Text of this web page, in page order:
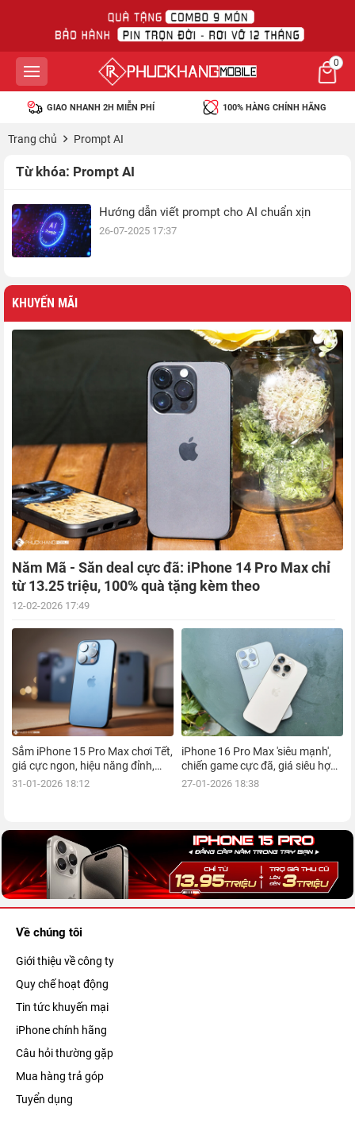
0
GIAO NHANH 2H MIỄN PHÍ 100% HÀNG CHÍNH HÃNG
Trang chủ Prompt AI
Từ khóa: Prompt AI
Hướng dẫn viết prompt cho AI chuẩn xịn
26-07-2025 17:37
KHUYẾN MÃI
Năm Mã - Săn deal cực đã: iPhone 14 Pro Max chỉ
từ 13.25 triệu, 100% quà tặng kèm theo
12-02-2026 17:49
Sắm iPhone 15 Pro Max chơi Tết,
giá cực ngon, hiệu năng đỉnh,
kèm nhiều ưu đãi, mua ngay!
31-01-2026 18:12
iPhone 16 Pro Max 'siêu mạnh',
chiến game cực đã, giá siêu hợp
lý, mua ngay!
27-01-2026 18:38
Về chúng tôi
Giới thiệu về công ty
Quy chế hoạt động
Tin tức khuyến mại
iPhone chính hãng
Câu hỏi thường gặp
Mua hàng trả góp
Tuyển dụng